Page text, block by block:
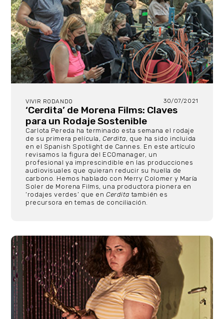
VIVIR RODANDO 30/07/2021
‘Cerdita’ de Morena Films: Claves
para un Rodaje Sostenible
Carlota Pereda ha terminado esta semana el rodaje
de su primera película,Cerdita, que ha sido incluida
en el Spanish Spotlight de Cannes. En este artículo
revisamos la figura del ECOmanager, un
profesional ya imprescindible en las producciones
audiovisuales que quieran reducir su huella de
carbono. Hemos hablado con Merry Colomer y María
Soler de Morena Films, una productora pionera en
‘rodajes verdes’ que enCerdita también es
precursora en temas de conciliación.